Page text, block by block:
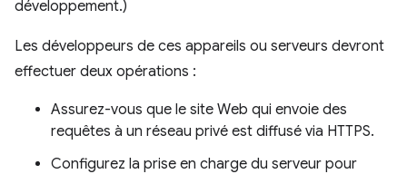
développement.)
Les développeurs de ces appareils ou serveurs devront
effectuer deux opérations :
Assurez-vous que le site Web qui envoie des
requêtes à un réseau privé est diffusé via HTTPS.
Configurez la prise en charge du serveur pour